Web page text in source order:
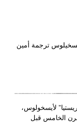
ترجمة أمين
لأيسخولوس،
الخامس قبل